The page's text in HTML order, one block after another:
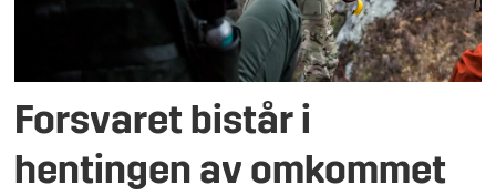
Forsvaret bistår i
hentingen av omkommet